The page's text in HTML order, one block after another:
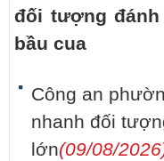
đối tượng
bầu cua
Công an
nhanh đối
lớn(09/08/